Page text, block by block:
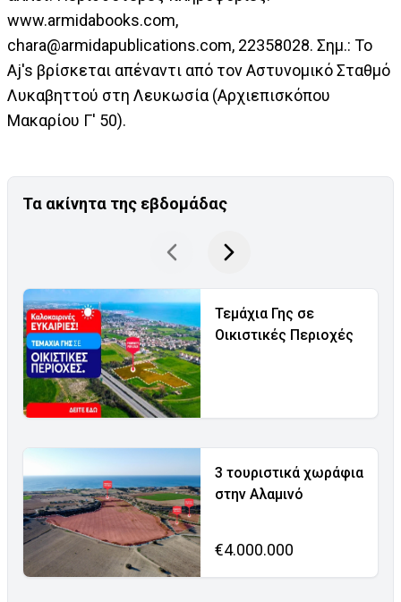
www.armidabooks.com,
chara@armidapublications.com, 22358028. Σημ.: Το
Aj's βρίσκεται απέναντι από τον Αστυνομικό Σταθμό
Λυκαβηττού στη Λευκωσία (Αρχιεπισκόπου
Μακαρίου Γ' 50).
Τα ακίνητα της εβδομάδας
Τεμάχια Γης σε
Οικιστικές Περιοχές
3 τουριστικά χωράφια
στην Αλαμινό
€4.000.000